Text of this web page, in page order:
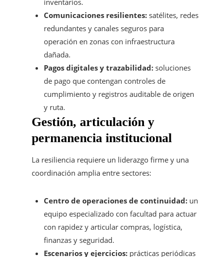
inventarios.
Comunicaciones resilientes: satélites, redes
redundantes y canales seguros para
operación en zonas con infraestructura
dañada.
Pagos digitales y trazabilidad: soluciones
de pago que contengan controles de
cumplimiento y registros auditable de origen
y ruta.
Gestión, articulación y
permanencia institucional
La resiliencia requiere un liderazgo firme y una
coordinación amplia entre sectores:
Centro de operaciones de continuidad: un
equipo especializado con facultad para actuar
con rapidez y articular compras, logística,
finanzas y seguridad.
Escenarios y ejercicios: prácticas periódicas